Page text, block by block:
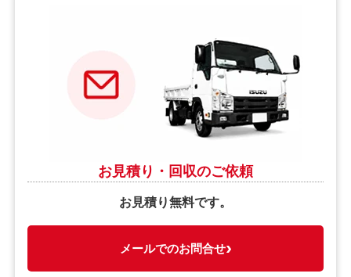
お見積り・回収のご依頼
お見積り無料です。
メールでのお問合せ›